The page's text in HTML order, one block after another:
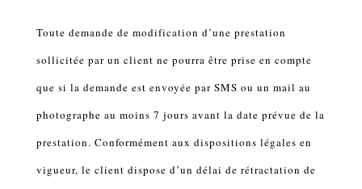
Toute demande de modification d’une prestation
sollicitée par un client ne pourra être prise en compte
que si la demande est envoyée par SMS ou un mail au
photographe au moins 7 jours avant la date prévue de la
prestation. Conformément aux dispositions légales en
vigueur, le client dispose d’un délai de rétractation de